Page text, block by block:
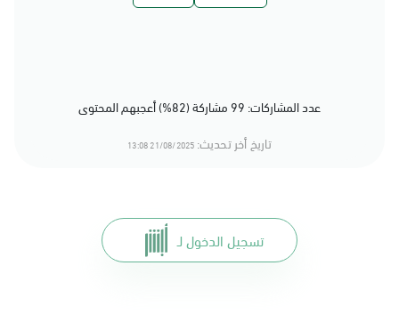
عدد المشاركات: 99 مشاركة (82%) أعجبهم المحتوى
تاريخ أخر تحديث: 21/08/2025 13:08
تسجيل الدخول لـ